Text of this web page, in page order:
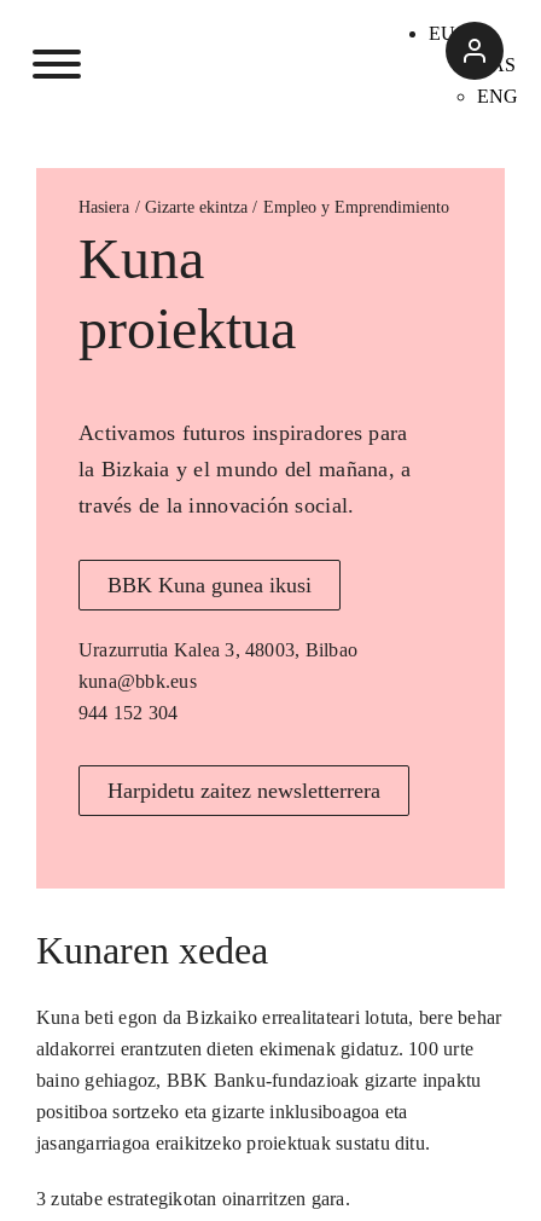
EUS
CAS
ENG
Hasiera Empleo y Emprendimiento
Kuna
proiektua
Activamos futuros inspiradores para
la Bizkaia y el mundo del mañana, a
través de la innovación social.
BBK Kuna gunea ikusi
Urazurrutia Kalea 3, 48003, Bilbao
kuna@bbk.eus
944 152 304
Harpidetu zaitez newsletterrera
Kunaren xedea
Kuna beti egon da Bizkaiko errealitateari lotuta, bere behar
aldakorrei erantzuten dieten ekimenak gidatuz. 100 urte
baino gehiagoz, BBK Banku-fundazioak gizarte inpaktu
positiboa sortzeko eta gizarte inklusiboagoa eta
jasangarriagoa eraikitzeko proiektuak sustatu ditu.
3 zutabe estrategikotan oinarritzen gara.